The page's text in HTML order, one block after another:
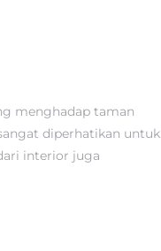
menghadap taman
diperhatikan untuk
interior juga